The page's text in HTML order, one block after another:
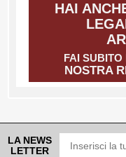
HAI
FAI
NOSTRA
LA NEWS
LETTER